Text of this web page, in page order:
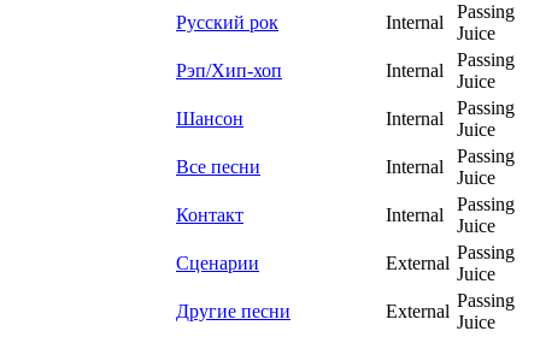
Русский рок
Internal
Passing
Juice
Рэп/Хип-хоп
Internal
Passing
Juice
Шансон
Internal
Passing
Juice
Все песни
Internal
Passing
Juice
Контакт
Internal
Passing
Juice
Сценарии
External
Passing
Juice
Другие песни
External
Passing
Juice